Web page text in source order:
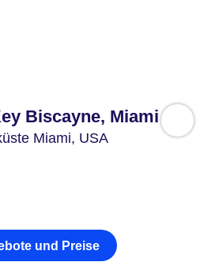
Biscayne, Miami
Miami, USA
und Preise